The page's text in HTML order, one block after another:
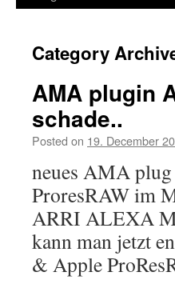
Category
AMA plugin
schade..
Posted on 19. December
neues AMA
ProresRAW im
ARRI ALEXA
kann man jetzt
& Apple